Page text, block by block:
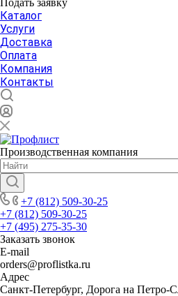
Подать заявку
Каталог
Услуги
Доставка
Оплата
Компания
Контакты
Производственная компания
+7 (812) 509-30-25
+7 (812) 509-30-25
+7 (495) 275-35-30
Заказать звонок
E-mail
orders@proflistka.ru
Адрес
Санкт-Петербург, Дорога на Петро-